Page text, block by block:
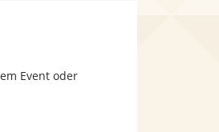
Event oder